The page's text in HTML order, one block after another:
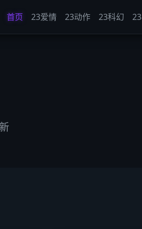
首页 23爱情 23动作 23科幻